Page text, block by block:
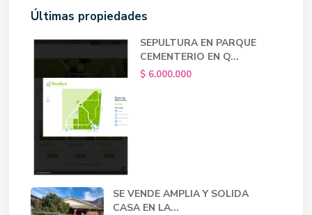
Últimas propiedades
SEPULTURA EN PARQUE
CEMENTERIO EN Q...
$ 6.000.000
SE VENDE AMPLIA Y SOLIDA
CASA EN LA...